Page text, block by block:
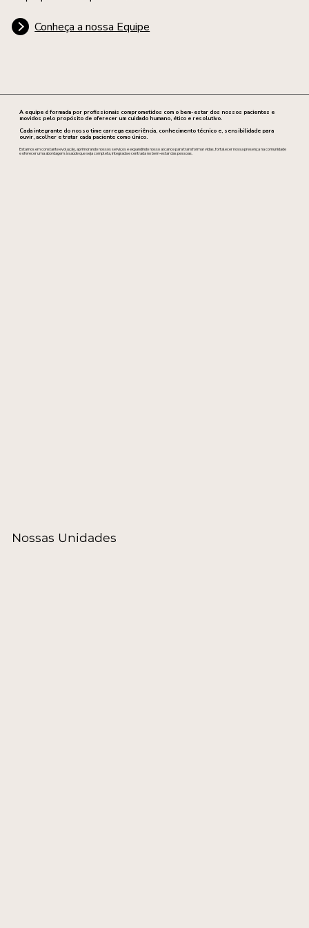
Conheça a nossa Equipe
A equipe é formada por profissionais comprometidos com o bem-estar dos nossos pacientes e
movidos pelo propósito de oferecer um cuidado humano, ético e resolutivo.
Cada integrante do nosso time carrega experiência, conhecimento técnico e, sensibilidade para
ouvir, acolher e tratar cada paciente como único.
Estamos em constante evolução, aprimorando nossos serviços e expandindo nosso alcance para transformar vidas, fortalecer nossa presença na comunidade
e oferecer uma abordagem à saúde que seja completa, integrada e centrada no bem-estar das pessoas.
Nossas Unidades